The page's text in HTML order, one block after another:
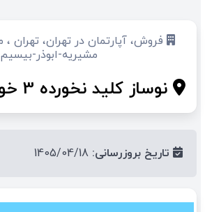
مشیریه-ابوذر-بیسیم
نوساز کلید نخورده 3 خواب 110 متری
تاریخ بروزرسانی: